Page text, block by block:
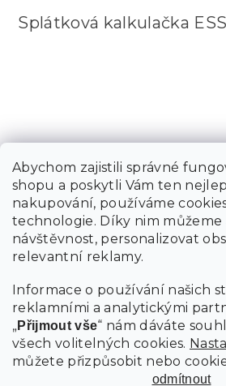
Abychom zajistili správné
shopu a poskytli Vám ten
nakupování, používáme
technologie. Díky nim můžeme
návštěvnost, personalizovat
relevantní reklamy.
Informace o používání našich
reklamními a analytickými
„Přijmout vše“ nám dáváte
všech volitelných cookies.
můžete přizpůsobit nebo
odmítnout
Splátková kalkulačka